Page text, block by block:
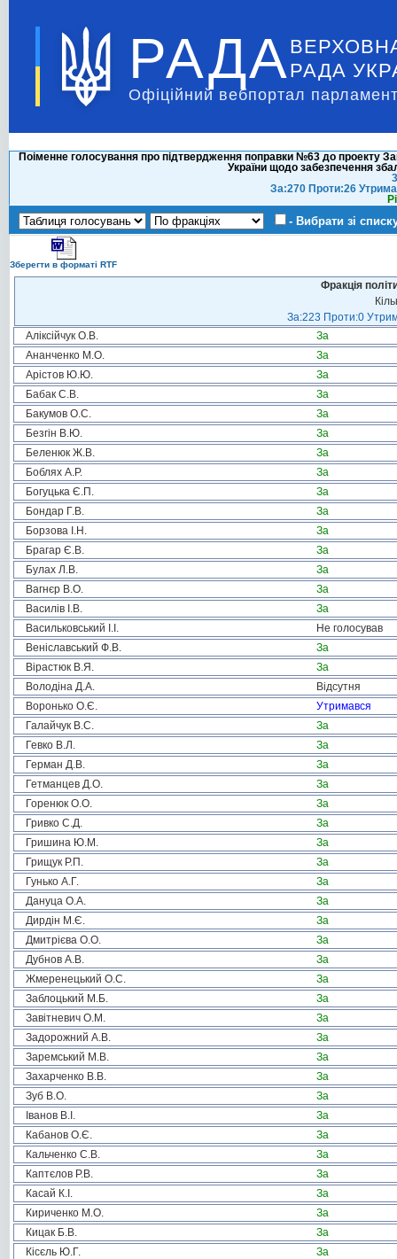
РАДА РАДА
Офіційний вебпортал
Поіменне голосування про підтвердження поправки №63 до проекту
України щодо забезпечення
За:270 Проти:26
- Вибрати зі
Зберегти в форматі RTF
Фракція
За:223 Проти:0
Аліксійчук О.В.
За
Ананченко М.О.
За
Арістов Ю.Ю.
За
Бабак С.В.
За
Бакумов О.С.
За
Безгін В.Ю.
За
Беленюк Ж.В.
За
Боблях А.Р.
За
Богуцька Є.П.
За
Бондар Г.В.
За
Борзова І.Н.
За
Брагар Є.В.
За
Булах Л.В.
За
Вагнєр В.О.
За
Василів І.В.
За
Васильковський І.І.
Не голосував
Веніславський Ф.В.
За
Вірастюк В.Я.
За
Володіна Д.А.
Відсутня
Воронько О.Є.
Утримався
Галайчук В.С.
За
Гевко В.Л.
За
Герман Д.В.
За
Гетманцев Д.О.
За
Горенюк О.О.
За
Гривко С.Д.
За
Гришина Ю.М.
За
Грищук Р.П.
За
Гунько А.Г.
За
Дануца О.А.
За
Дирдін М.Є.
За
Дмитрієва О.О.
За
Дубнов А.В.
За
Жмеренецький О.С.
За
Заблоцький М.Б.
За
Завітневич О.М.
За
Задорожний А.В.
За
Заремський М.В.
За
Захарченко В.В.
За
Зуб В.О.
За
Іванов В.І.
За
Кабанов О.Є.
За
Кальченко С.В.
За
Каптєлов Р.В.
За
Касай К.І.
За
Кириченко М.О.
За
Кицак Б.В.
За
Кісєль Ю.Г.
За